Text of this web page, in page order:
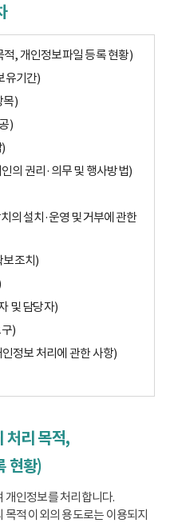
, 개인정보파일 등록 현황)
유기간)
목)
)
의 권리·의무 및 행사방법)
의 설치·운영 및 거부에 관한
보조치)
및 담당자)
)
정보 처리에 관한 사항)
처리 목적,
현황)
인정보를 처리합니다.
적 이외의 용도로는 이용되지